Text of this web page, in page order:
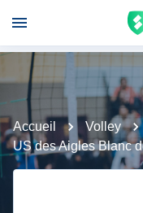
Accueil Volley
US des Aigles Blanc